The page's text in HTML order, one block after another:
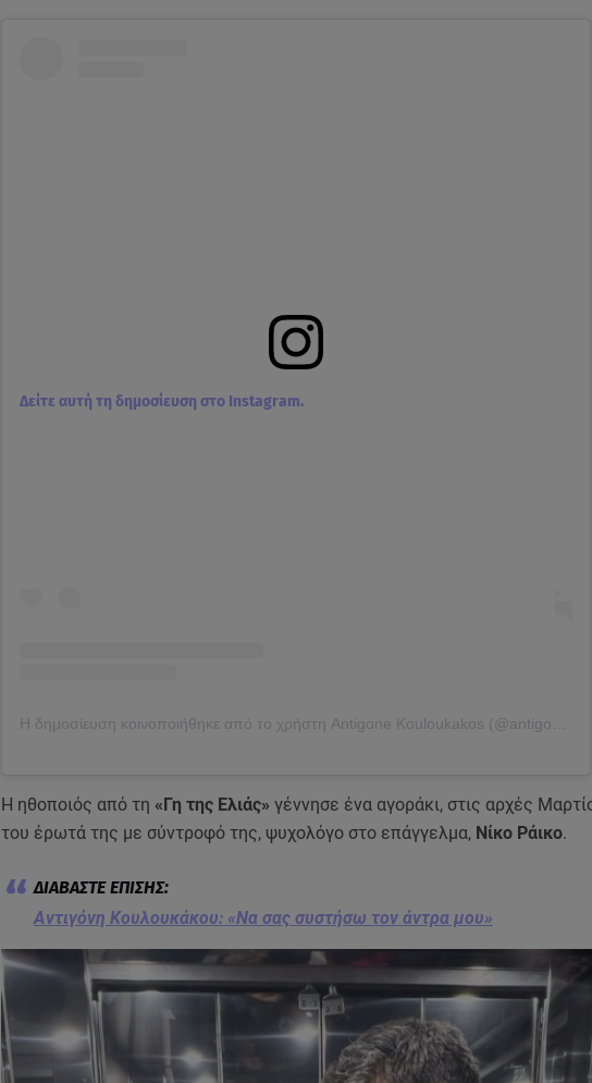
Δείτε αυτή τη δημοσίευση στο Instagram.
Η δημοσίευση κοινοποιήθηκε από το χρήστη Antigone Kouloukakos (@antigonekouloukakos)
Η ηθοποιός από τη «Γη της Ελιάς» γέννησε ένα αγοράκι, στις αρχές
του έρωτά της με σύντροφό της, ψυχολόγο στο επάγγελμα, Νίκο Ράικο.
Αντιγόνη Κουλουκάκου: «Να σας συστήσω τον άντρα μου»